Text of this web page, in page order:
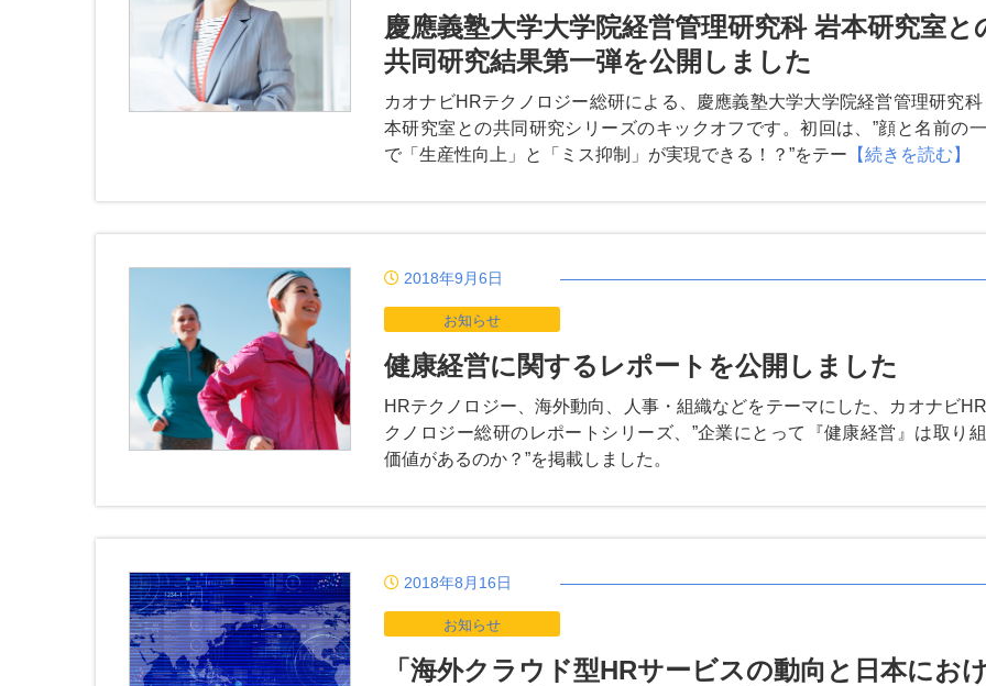
慶應義塾大学大学院経営管理研究科 岩本研究室と
共同研究結果第一弾を公開しました
カオナビHRテクノロジー総研による、慶應義塾大学大学院経営管理研究科
本研究室との共同研究シリーズのキックオフです。初回は、”顔と名前の
で「生産性向上」と「ミス抑制」が実現できる！？”をテー 【続きを読む】
2018年9月6日
お知らせ
健康経営に関するレポートを公開しました
HRテクノロジー、海外動向、人事・組織などをテーマにした、カオナビ
クノロジー総研のレポートシリーズ、”企業にとって『健康経営』は取り
価値があるのか？”を掲載しました。
2018年8月16日
お知らせ
「海外クラウド型HRサービスの動向と日本におけ